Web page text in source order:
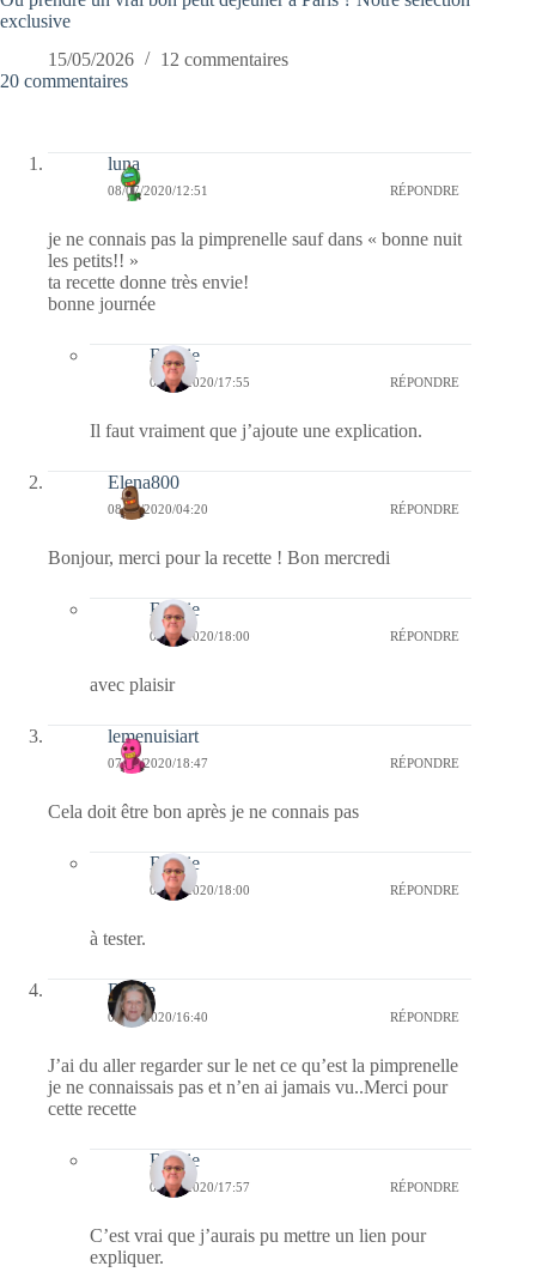
exclusive
15/05/2026
12 commentaires
20 commentaires
luna
08/07/2020/12:51 RÉPONDRE
je ne connais pas la pimprenelle sauf dans « bonne nuit
les petits!! »
ta recette donne très envie!
bonne journée
Bernie
08/07/2020/17:55 RÉPONDRE
Il faut vraiment que j’ajoute une explication.
Elena800
08/07/2020/04:20 RÉPONDRE
Bonjour, merci pour la recette ! Bon mercredi
Bernie
08/07/2020/18:00 RÉPONDRE
avec plaisir
lemenuisiart
07/07/2020/18:47 RÉPONDRE
Cela doit être bon après je ne connais pas
Bernie
08/07/2020/18:00 RÉPONDRE
à tester.
Renée
07/07/2020/16:40 RÉPONDRE
J’ai du aller regarder sur le net ce qu’est la pimprenelle
je ne connaissais pas et n’en ai jamais vu..Merci pour
cette recette
Bernie
07/07/2020/17:57 RÉPONDRE
C’est vrai que j’aurais pu mettre un lien pour
expliquer.